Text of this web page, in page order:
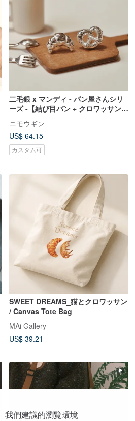
二毛銀 x マンディ - パン屋さんシリ
ーズ -【結び目パン + クロワッサン】
ピアス
ニモウギン
US$ 64.15
カスタム可
SWEET DREAMS_猫とクロワッサン
/ Canvas Tote Bag
MAi Gallery
US$ 39.21
我們建議的瀏覽環境